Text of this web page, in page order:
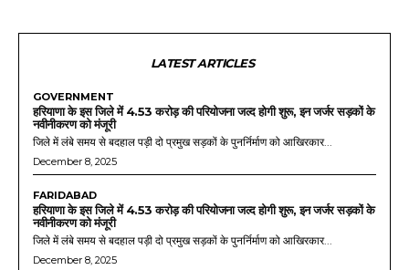
LATEST ARTICLES
GOVERNMENT
हरियाणा के इस जिले में 4.53 करोड़ की परियोजना जल्द होगी शुरू, इन जर्जर सड़कों के
नवीनीकरण को मंजूरी
जिले में लंबे समय से बदहाल पड़ी दो प्रमुख सड़कों के पुनर्निर्माण को आखिरकार...
December 8, 2025
FARIDABAD
हरियाणा के इस जिले में 4.53 करोड़ की परियोजना जल्द होगी शुरू, इन जर्जर सड़कों के
नवीनीकरण को मंजूरी
जिले में लंबे समय से बदहाल पड़ी दो प्रमुख सड़कों के पुनर्निर्माण को आखिरकार...
December 8, 2025